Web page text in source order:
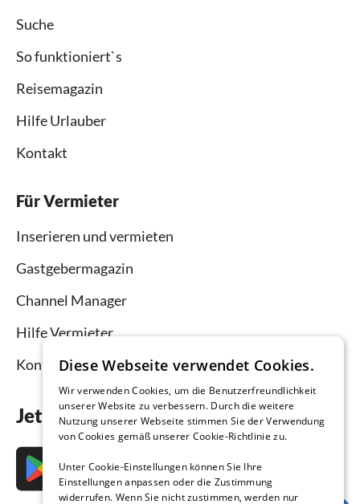
Suche
So funktioniert`s
Reisemagazin
Hilfe Urlauber
Kontakt
Für Vermieter
Inserieren und vermieten
Gastgebermagazin
Channel Manager
Hilfe Vermieter
Kontakt
Jetzt die App downloaden
Diese Webseite verwendet Cookies.
Wir verwenden Cookies, um die Benutzerfreundlichkeit
unserer Website zu verbessern. Durch die weitere
Nutzung unserer Webseite stimmen Sie der Verwendung
von Cookies gemäß unserer Cookie-Richtlinie zu.
Unter Cookie-Einstellungen können Sie Ihre
Einstellungen anpassen oder die Zustimmung
widerrufen. Wenn Sie nicht zustimmen, werden nur